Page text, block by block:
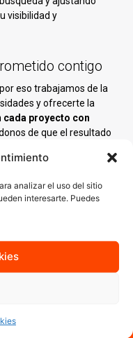
analizar el uso del sitio
interesarte. Puedes
visibilidad y
contigo
eso trabajamos de la
y ofrecerte la
cada proyecto con
de que el resultado
digital que
en